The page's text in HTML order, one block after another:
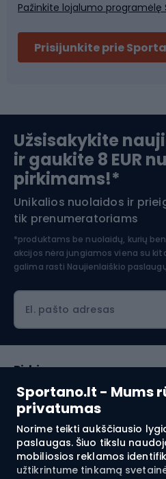
Sportano.lt - Mums
privatumas
Norime teikti aukščiausio
paslaugas. Šiuo tikslu
mobiliosios reklamos
užtikrintume tinkamą
Slidinėjimas
Apranga žiemos sportui
Šiaurietiškas ėjimas
Pažinkite lojalumo programėlę
Prisijunkite prie
Užsisakykite
ir gaukite 8 EUR
pirkimams!*
Unikalios nuolaidos ir
tik prenumeratoriams
*produktams be nuolaidų, kurių
akcijos nėra jungiamos viena su
galima rasti Naujienlaiškio
El. pašto adresas
Pirkimas
Klientų aptarnavimas
Reglamentai
Apie mus